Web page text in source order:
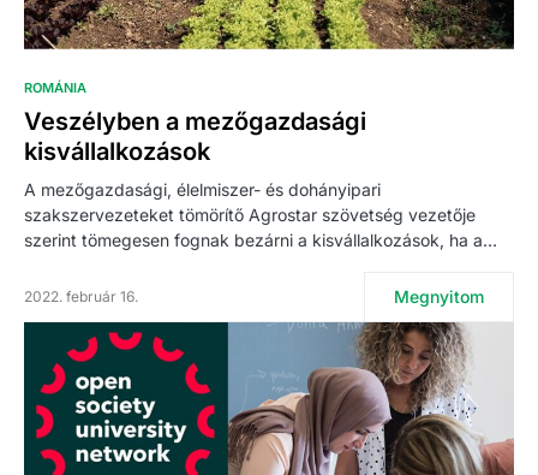
ROMÁNIA
Veszélyben a mezőgazdasági
kisvállalkozások
A mezőgazdasági, élelmiszer- és dohányipari
szakszervezeteket tömörítő Agrostar szövetség vezetője
szerint tömegesen fognak bezárni a kisvállalkozások, ha a…
2022. február 16. Megnyitom